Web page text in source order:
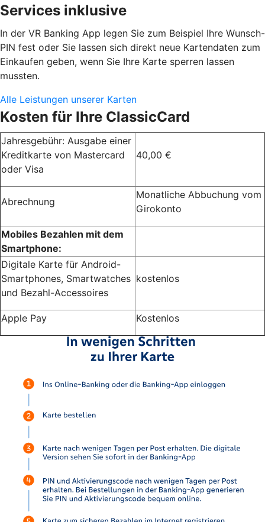
Services inklusive
In der VR Banking App legen Sie zum Beispiel Ihre Wunsch-
PIN fest oder Sie lassen sich direkt neue Kartendaten zum
Einkaufen geben, wenn Sie Ihre Karte sperren lassen
mussten.
Alle Leistungen unserer Karten
Kosten für Ihre ClassicCard
Jahresgebühr: Ausgabe einer
Kreditkarte von Mastercard
oder Visa
40,00 €
Abrechnung
Monatliche Abbuchung vom
Girokonto
Mobiles Bezahlen mit dem
Smartphone:
Digitale Karte für Android-
Smartphones, Smartwatches
und Bezahl-Accessoires
kostenlos
Apple Pay Kostenlos